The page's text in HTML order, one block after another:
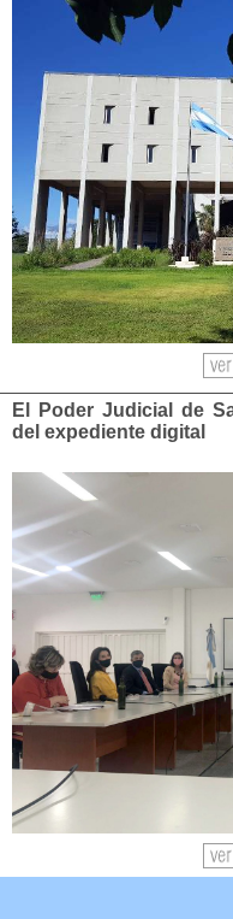
El Poder Judicial de
del expediente digital